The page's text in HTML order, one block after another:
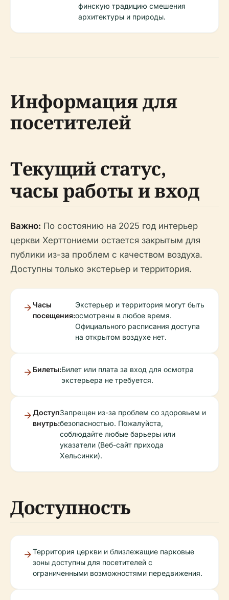
финскую традицию смешения
архитектуры и природы.
Информация для
посетителей
Текущий статус,
часы работы и вход
Важно: По состоянию на 2025 год интерьер
церкви Херттониеми остается закрытым для
публики из-за проблем с качеством воздуха.
Доступны только экстерьер и территория.
Часы
посещения:
Экстерьер и территория могут быть
осмотрены в любое время.
Официального расписания доступа
на открытом воздухе нет.
Билеты:Билет или плата за вход для осмотра
экстерьера не требуется.
Доступ
внутрь:
Запрещен из-за проблем со здоровьем и
безопасностью. Пожалуйста,
соблюдайте любые барьеры или
указатели (Веб-сайт прихода
Хельсинки).
Доступность
Территория церкви и близлежащие парковые
зоны доступны для посетителей с
ограниченными возможностями передвижения.